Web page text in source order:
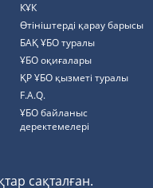
КҰК
Өтініштерді қарау барысы
БАҚ ҰБО туралы
ҰБО оқиғалары
ҚР ҰБО қызметі туралы
F.A.Q.
ҰБО байланыс
деректемелерi
сақталған.